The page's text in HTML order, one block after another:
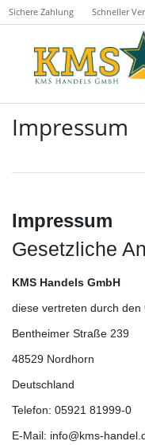
Sichere Zahlung Schneller
Impressum
Impressum
Gesetzliche
KMS Handels GmbH
diese vertreten durch
Bentheimer Straße 239
48529 Nordhorn
Deutschland
Telefon: 05921 81999-0
E-Mail: info@kms-